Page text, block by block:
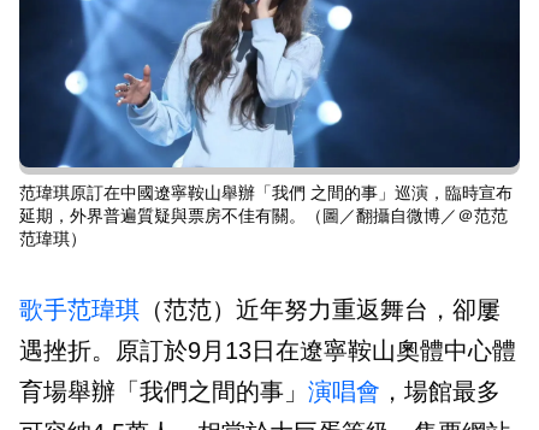
范瑋琪原訂在中國遼寧鞍山舉辦「我們 之間的事」巡演，臨時宣布
延期，外界普遍質疑與票房不佳有關。（圖／翻攝自微博／＠范范
范瑋琪）
歌手范瑋琪 （范范）近年努力重返舞台，卻屢
遇挫折。原訂於9月13日在遼寧鞍山奧體中心體
育場舉辦「我們之間的事」 演唱會 ，場館最多